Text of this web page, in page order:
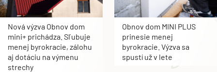
Nová výzva Obnov dom
mini+ prichádza. Sľubuje
menej byrokracie, zálohu
aj dotáciu na výmenu
strechy
Obnov dom MINI PLUS
prinesie menej
byrokracie. Výzva sa
spustí už v lete